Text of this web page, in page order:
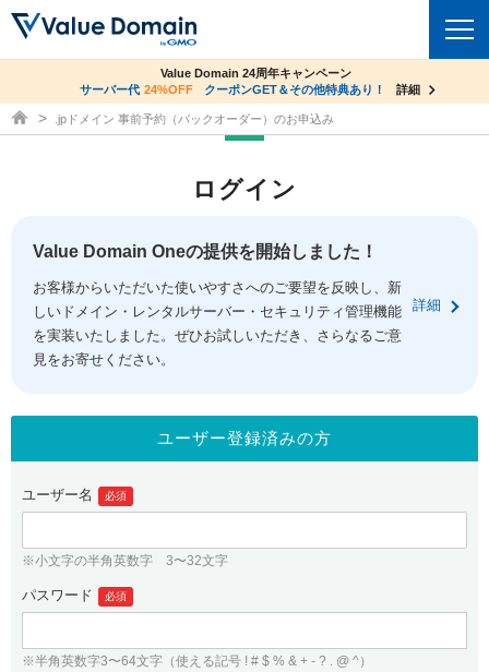
ドメイントップ
ドメイン移管
ドメイン価格一覧
ドメイン一括検索
.jpドメインオークション
gTLDオークション NEW!
.jpドメインバックオーダー
プレミアムドメイン
人気ドメインの種類
WHOIS検索
コアサーバー
バリューサーバー
XREA
セキュリティトップ
Value Domain ネットde診断
SSL証明書
サービストップ
お得意様割引
紹介制度
バリュードメインAPI
ドメイン・ホスティングOEM
facebook
ログイン
従来のバリュードメインをご利用希望の方
ユーザー登録
co.jpドメイン✕コアサーバーV2ビジネス応援キャンペーン
サーバー料金1年間無料
詳細
Value Domain 24周年キャンペーン
サーバー代 24%OFF クーポンGET＆その他特典あり！ 詳細
ドメイン取得ならバリュードメイン
.jpドメイン 事前予約（バックオーダー）のお申込み
ログイン
Value Domain Oneの提供を開始しました！
お客様からいただいた使いやすさへのご要望を反映し、新
しいドメイン・レンタルサーバー・セキュリティ管理機能
を実装いたしました。ぜひお試しいただき、さらなるご意
見をお寄せください。
詳細
ユーザー登録済みの方
ユーザー名 必須
※小文字の半角英数字 3〜32文字
パスワード 必須
※半角英数字3〜64文字（使える記号 ! # $ % & + - ? . @ ^）